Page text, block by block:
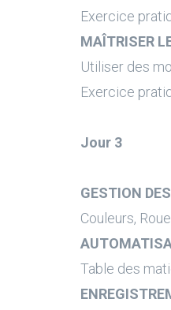
Exercice
MAÎTRISER
Utiliser des
Exercice
Jour 3
GESTION
Couleurs,
Table des